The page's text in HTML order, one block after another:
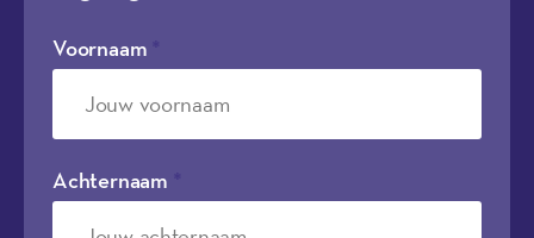
Voornaam
Achternaam